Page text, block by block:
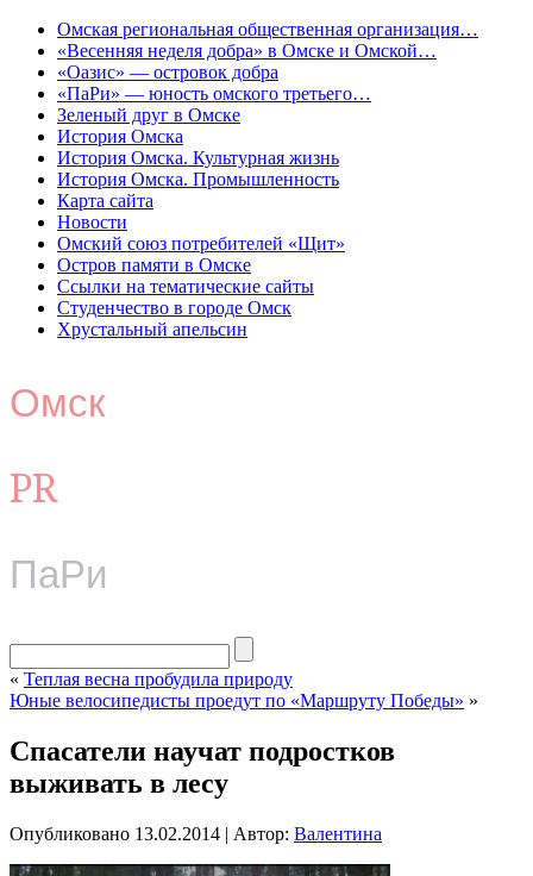
Омская региональная общественная организация…
«Весенняя неделя добра» в Омске и Омской…
«Оазис» — островок добра
«ПаРи» — юность омского третьего…
Зеленый друг в Омске
История Омска
История Омска. Культурная жизнь
История Омска. Промышленность
Карта сайта
Новости
Омский союз потребителей «Щит»
Остров памяти в Омске
Ссылки на тематические сайты
Студенчество в городе Омск
Хрустальный апельсин
Омск
PR
ПаРи
« Теплая весна пробудила природу
Юные велосипедисты проедут по «Маршруту Победы» »
Спасатели научат подростков
выживать в лесу
Опубликовано 13.02.2014 | Автор: Валентина